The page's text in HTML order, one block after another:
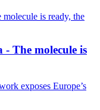
- The molecule is